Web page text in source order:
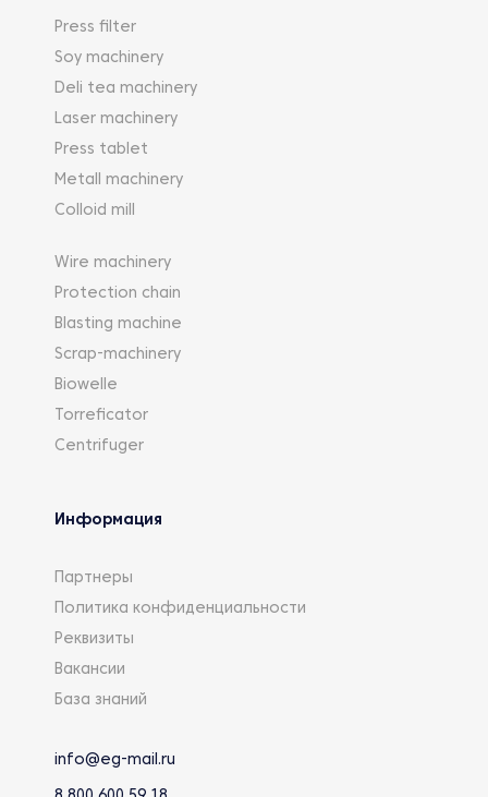
Press filter
Soy machinery
Deli tea machinery
Laser machinery
Press tablet
Metall machinery
Colloid mill
Wire machinery
Protection chain
Blasting machine
Scrap-machinery
Biowelle
Torreficator
Centrifuger
Информация
Партнеры
Политика конфиденциальности
Реквизиты
Вакансии
База знаний
info@eg-mail.ru